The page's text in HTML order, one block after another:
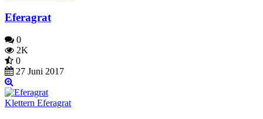
Eferagrat
0
2K
0
27 Juni 2017
Klettern Eferagrat